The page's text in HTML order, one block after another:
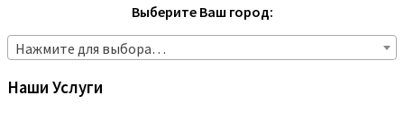
Выберите Ваш город:
Нажмите для выбора…
Наши Услуги